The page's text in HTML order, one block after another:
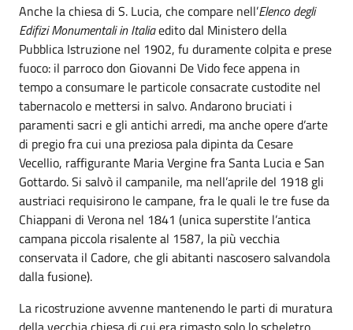
Anche la chiesa di S. Lucia, che compare nell’Elenco degli
Edifizi Monumentali in Italiaedito dal Ministero della
Pubblica Istruzione nel 1902, fu duramente colpita e prese
fuoco: il parroco don Giovanni De Vido fece appena in
tempo a consumare le particole consacrate custodite nel
tabernacolo e mettersi in salvo. Andarono bruciati i
paramenti sacri e gli antichi arredi, ma anche opere d’arte
di pregio fra cui una preziosa pala dipinta da Cesare
Vecellio, raffigurante Maria Vergine fra Santa Lucia e San
Gottardo. Si salvò il campanile, ma nell’aprile del 1918 gli
austriaci requisirono le campane, fra le quali le tre fuse da
Chiappani di Verona nel 1841 (unica superstite l’antica
campana piccola risalente al 1587, la più vecchia
conservata il Cadore, che gli abitanti nascosero salvandola
dalla fusione).
La ricostruzione avvenne mantenendo le parti di muratura